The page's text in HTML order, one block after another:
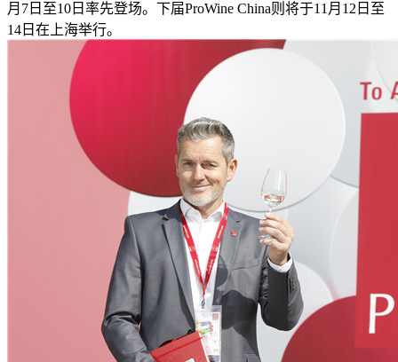
月7日至10日率先登场。下届ProWine China则将于11月12日至
14日在上海举行。